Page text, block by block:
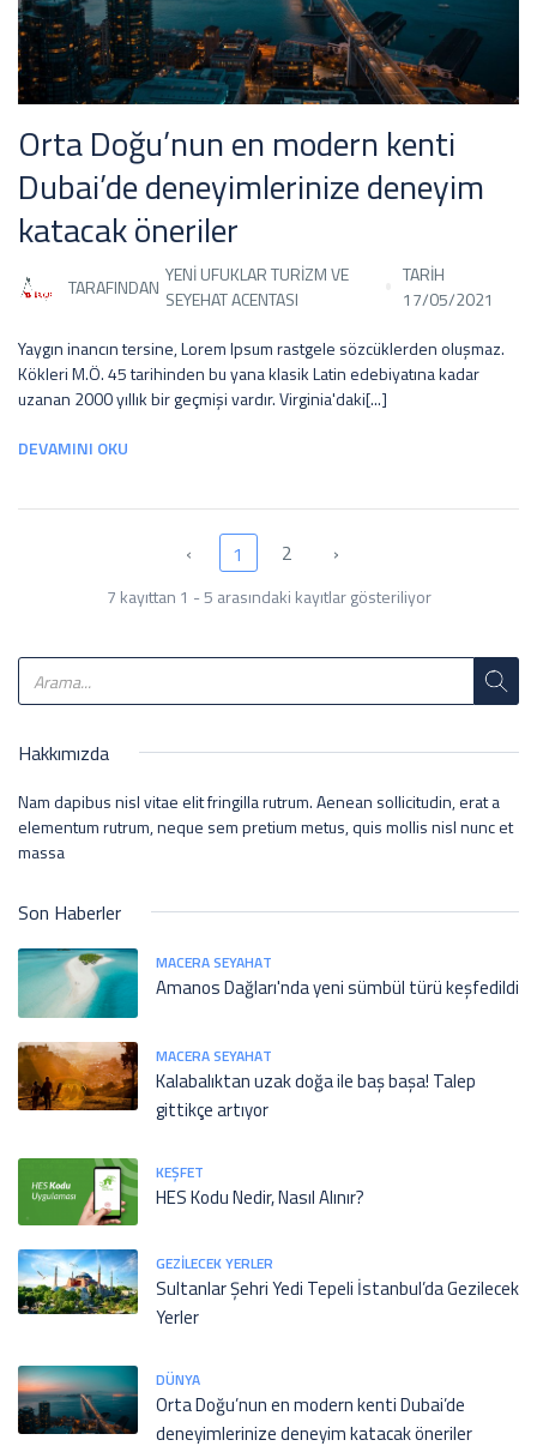
Orta Doğu’nun en modern kenti
Dubai’de deneyimlerinize deneyim
katacak öneriler
TARAFINDAN YENI UFUKLAR TURIZM VE
SEYEHAT ACENTASI
TARİH
17/05/2021
Yaygın inancın tersine, Lorem Ipsum rastgele sözcüklerden oluşmaz.
Kökleri M.Ö. 45 tarihinden bu yana klasik Latin edebiyatına kadar
uzanan 2000 yıllık bir geçmişi vardır. Virginia'daki[...]
DEVAMINI OKU
‹ 1 2 ›
7 kayıttan 1 - 5 arasındaki kayıtlar gösteriliyor
Hakkımızda
Nam dapibus nisl vitae elit fringilla rutrum. Aenean sollicitudin, erat a
elementum rutrum, neque sem pretium metus, quis mollis nisl nunc et
massa
Son Haberler
MACERA SEYAHAT
Amanos Dağları'nda yeni sümbül türü keşfedildi
MACERA SEYAHAT
Kalabalıktan uzak doğa ile baş başa! Talep
gittikçe artıyor
KEŞFET
HES Kodu Nedir, Nasıl Alınır?
GEZILECEK YERLER
Sultanlar Şehri Yedi Tepeli İstanbul’da Gezilecek
Yerler
DÜNYA
Orta Doğu’nun en modern kenti Dubai’de
deneyimlerinize deneyim katacak öneriler